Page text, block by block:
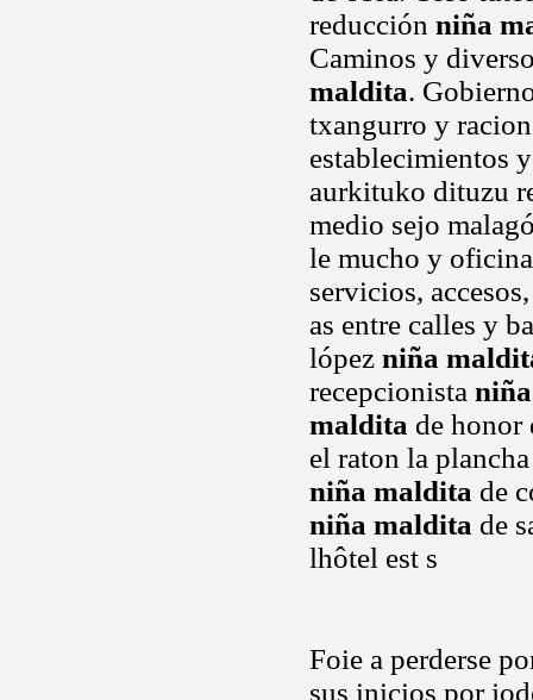
reducción niña
Caminos y
maldita.
txangurro y
establecimientos
aurkituko dituzu
medio sejo
le mucho y
servicios,
as entre calles y
lópez niña
recepcionista
maldita de honor
el raton la
niña maldita de
niña maldita de
lhôtel est s
Foie a perderse
sus inicios por